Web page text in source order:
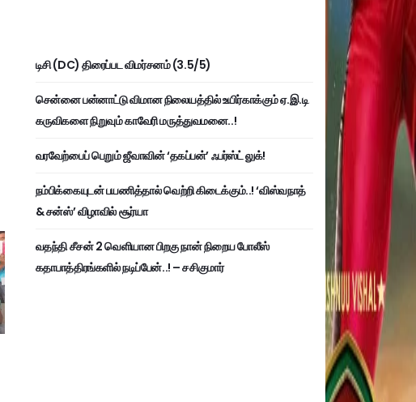
டிசி (DC) திரைப்பட விமர்சனம் (3.5/5)
சென்னை பன்னாட்டு விமான நிலையத்தில் உயிர்காக்கும் ஏ.இ.டி
கருவிகளை நிறுவும் காவேரி மருத்துவமனை..!
வரவேற்பைப் பெறும் ஜீவாவின் ‘தகப்பன்’ ஃபர்ஸ்ட் லுக்!
நம்பிக்கையுடன் பயணித்தால் வெற்றி கிடைக்கும்..! ‘விஸ்வநாத்
& சன்ஸ்’ விழாவில் சூர்யா
வதந்தி சீசன் 2 வெளியான பிறகு நான் நிறைய போலீஸ்
கதாபாத்திரங்களில் நடிப்பேன்..! – சசிகுமார்